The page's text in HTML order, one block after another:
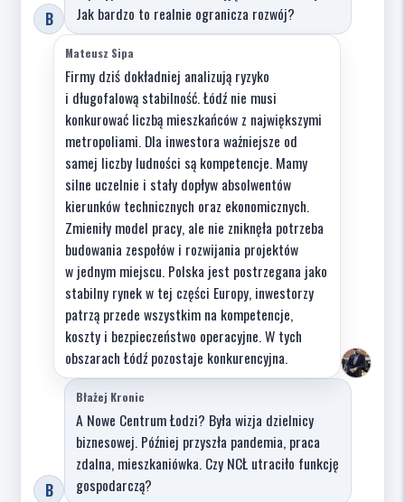
B
Jak bardzo to realnie ogranicza rozwój?
Mateusz Sipa
Firmy dziś dokładniej analizują ryzyko
i długofalową stabilność. Łódź nie musi
konkurować liczbą mieszkańców z największymi
metropoliami. Dla inwestora ważniejsze od
samej liczby ludności są kompetencje. Mamy
silne uczelnie i stały dopływ absolwentów
kierunków technicznych oraz ekonomicznych.
Zmieniły model pracy, ale nie zniknęła potrzeba
budowania zespołów i rozwijania projektów
w jednym miejscu. Polska jest postrzegana jako
stabilny rynek w tej części Europy, inwestorzy
patrzą przede wszystkim na kompetencje,
koszty i bezpieczeństwo operacyjne. W tych
obszarach Łódź pozostaje konkurencyjna.
B
Błażej Kronic
A Nowe Centrum Łodzi? Była wizja dzielnicy
biznesowej. Później przyszła pandemia, praca
zdalna, mieszkaniówka. Czy NCŁ utraciło funkcję
gospodarczą?